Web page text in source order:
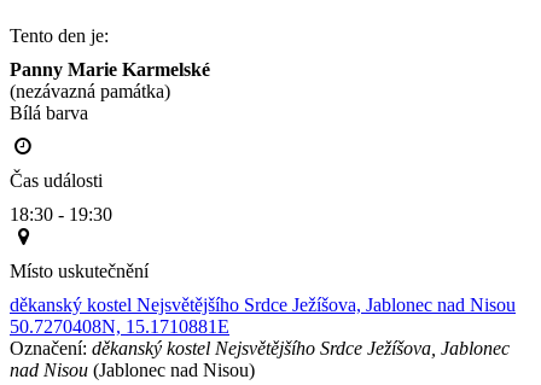
Tento den je:
Panny Marie Karmelské
(nezávazná památka)
Bílá barva
Čas události
18:30 - 19:30
Místo uskutečnění
děkanský kostel Nejsvětějšího Srdce Ježíšova, Jablonec nad Nisou
50.7270408N, 15.1710881E
Označení: děkanský kostel Nejsvětějšího Srdce Ježíšova, Jablonec
nad Nisou (Jablonec nad Nisou)